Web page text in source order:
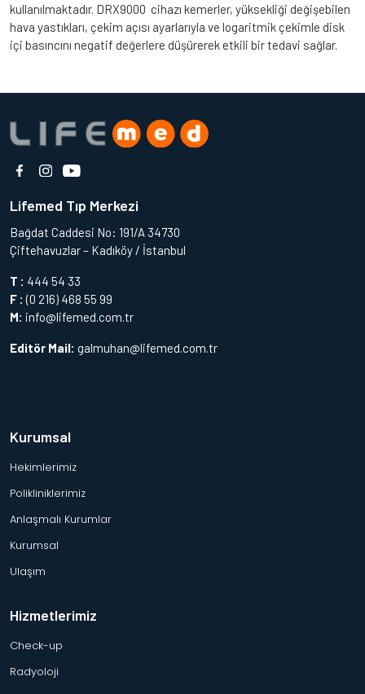
kullanılmaktadır. DRX9000 cihazı kemerler, yüksekliği değişebilen
hava yastıkları, çekim açısı ayarlarıyla ve logaritmik çekimle disk
içi basıncını negatif değerlere düşürerek etkili bir tedavi sağlar.
Lifemed Tıp Merkezi
Bağdat Caddesi No: 191/A 34730
Çiftehavuzlar – Kadıköy / İstanbul
T : 444 54 33
F : (0 216) 468 55 99
M: info@lifemed.com.tr
Editör Mail: galmuhan@lifemed.com.tr
Kurumsal
Hekimlerimiz
Polikliniklerimiz
Anlaşmalı Kurumlar
Kurumsal
Ulaşım
Hizmetlerimiz
Check-up
Radyoloji